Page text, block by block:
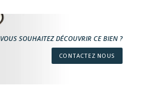
VOUS SOUHAITEZ DÉCOUVRIR CE BIEN ?
CONTACTEZ NOUS